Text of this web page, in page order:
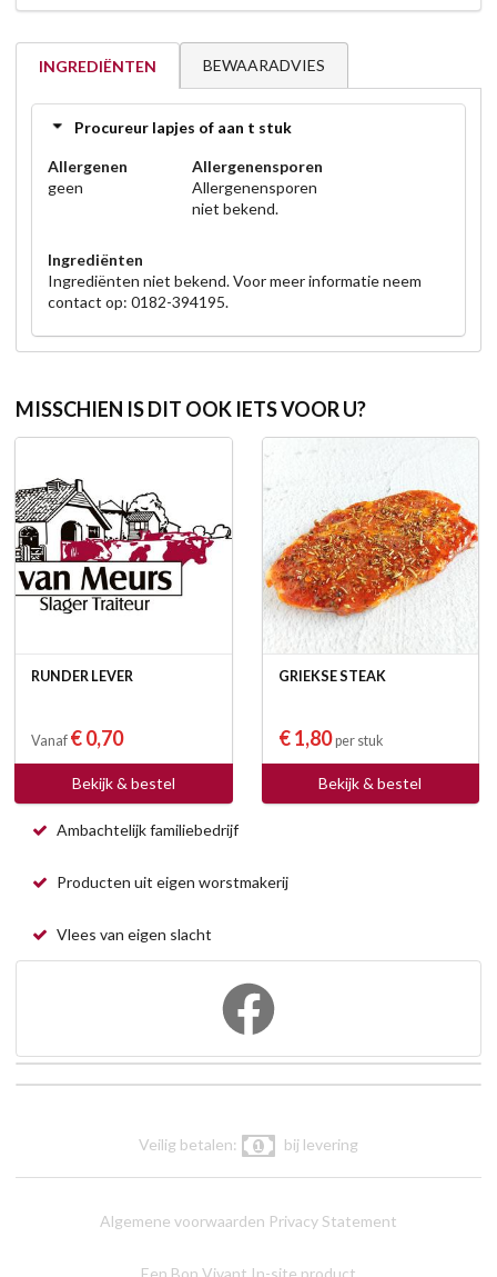
INGREDIËNTEN BEWAARADVIES
Procureur lapjes of aan t stuk
Allergenen
geen
Allergenensporen
Allergenensporen
niet bekend.
Ingrediënten
Ingrediënten niet bekend. Voor meer informatie neem
contact op: 0182-394195.
MISSCHIEN IS DIT OOK IETS VOOR U?
RUNDER LEVER
Vanaf € 0,70
Bekijk & bestel
GRIEKSE STEAK
€ 1,80per stuk
Bekijk & bestel
Ambachtelijk familiebedrijf
Producten uit eigen worstmakerij
Vlees van eigen slacht
Veilig betalen: bij levering
Algemene voorwaarden Privacy Statement